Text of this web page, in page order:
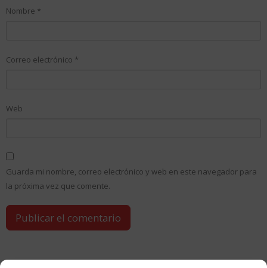
Nombre *
Correo electrónico *
Web
Guarda mi nombre, correo electrónico y web en este navegador para
la próxima vez que comente.